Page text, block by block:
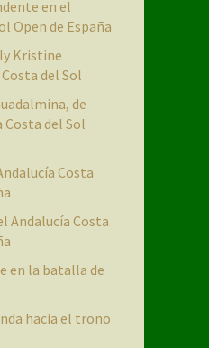
en el
Open de España
Kristine
del Sol
de
Costa del Sol
Costa
Andalucía Costa
en la batalla de
hacia el trono